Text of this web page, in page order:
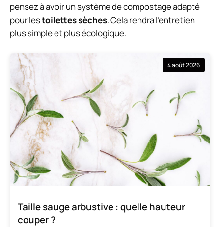
pensez à avoir un système de compostage adapté
pour lestoilettes sèches. Cela rendra l’entretien
plus simple et plus écologique.
4 août 2026
Taille sauge arbustive : quelle hauteur
couper ?